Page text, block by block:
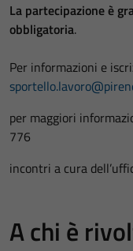
La partecipazione è
obbligatoria.
Per informazioni e
per maggiori
776
incontri a cura
A chi è